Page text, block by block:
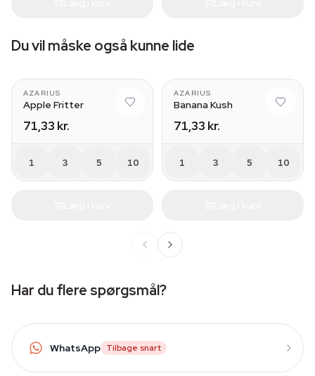
Du vil måske også kunne lide
AZARIUS
Apple Fritter
71,33 kr.
1 3 5 10
AZARIUS
Banana Kush
71,33 kr.
1 3 5 10
Har du flere spørgsmål?
WhatsApp Tilbage snart